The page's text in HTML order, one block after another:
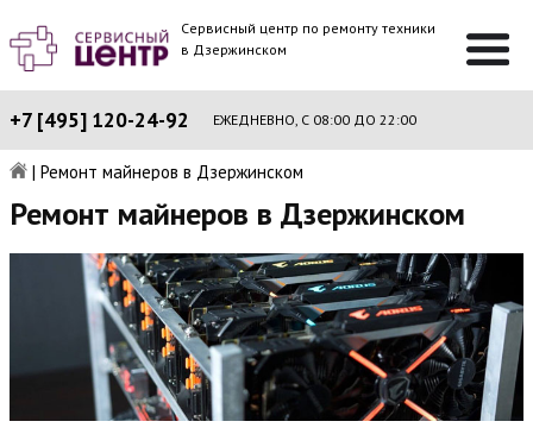
Сервисный центр по ремонту техники
в Дзержинском
+7 [495] 120-24-92 ЕЖЕДНЕВНО, С 08:00 ДО 22:00
| Ремонт майнеров в Дзержинском
Ремонт майнеров в Дзержинском